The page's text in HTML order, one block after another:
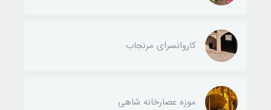
کاروانسرای مرنجاب
موزه عصارخانه شاهی